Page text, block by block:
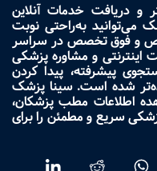
و دریافت خدمات آنلاین
می‌توانید به‌راحتی نوبت
و فوق تخصص در سراسر
اینترنتی و مشاوره پزشکی
پیشرفته، پیدا کردن
شده است. سینا پزشک
اطلاعات مطب پزشکان،
سریع و مطمئن را برای